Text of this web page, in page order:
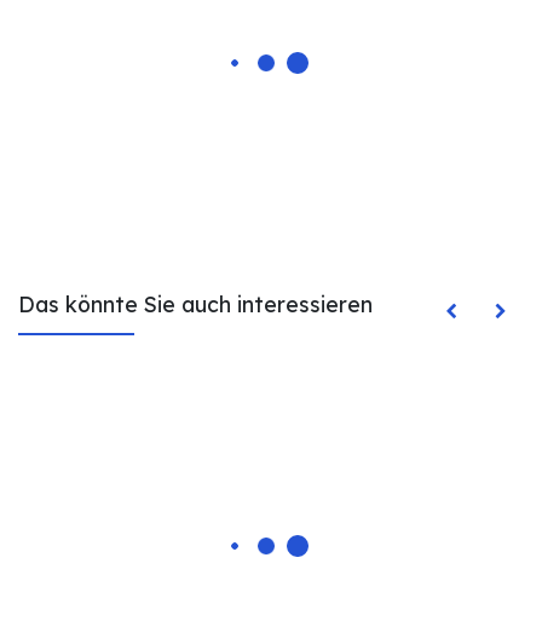
Das könnte Sie auch interessieren